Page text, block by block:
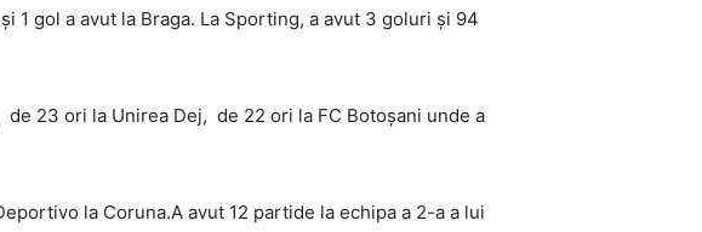
1 gol a avut la Braga. La Sporting, a avut 3 goluri și 94
23 ori la Unirea Dej, de 22 ori la FC Botoșani unde a
la Coruna.A avut 12 partide la echipa a 2-a a lui